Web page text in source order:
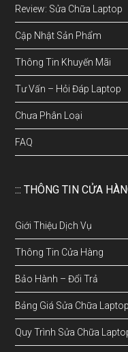
Review: Sửa Chữa Laptop
Cập Nhật Sản Phẩm
Thông Tin Khuyến Mãi
Tư Vấn – Hỏi Đáp Laptop
Chưa Phân Loại
FAQ
::: THÔNG TIN CỬA
Giới Thiệu Dịch Vụ
Thông Tin Cửa Hàng
Bảo Hành – Đổi Trả
Bảng Giá Sửa Chữa Laptop
Quy Trình Sửa Chữa